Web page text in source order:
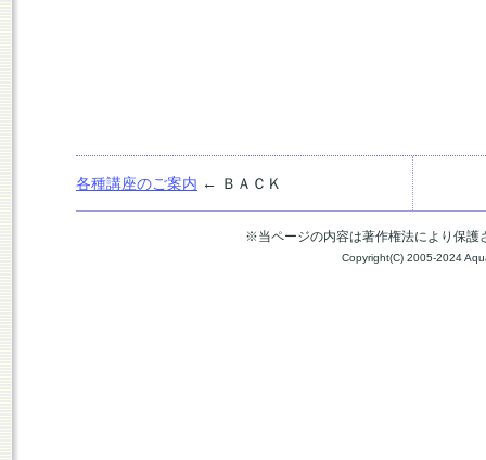
各種講座のご案内 ← ＢＡＣＫ
※当ページの内容は著作権法により保護
Copyright(C) 2005-2024